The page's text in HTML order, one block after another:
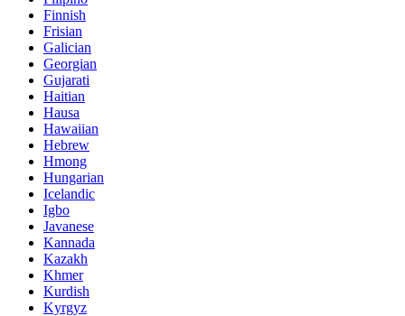
Finnish
Frisian
Galician
Georgian
Gujarati
Haitian
Hausa
Hawaiian
Hebrew
Hmong
Hungarian
Icelandic
Igbo
Javanese
Kannada
Kazakh
Khmer
Kurdish
Kyrgyz